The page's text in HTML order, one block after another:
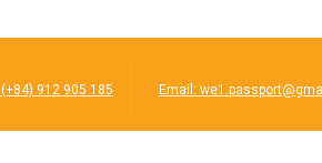
(+84) 912 905 185 Email: